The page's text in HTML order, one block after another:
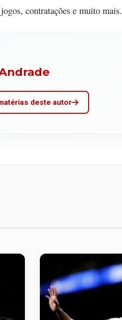
contratações e muito mais.
deste autor